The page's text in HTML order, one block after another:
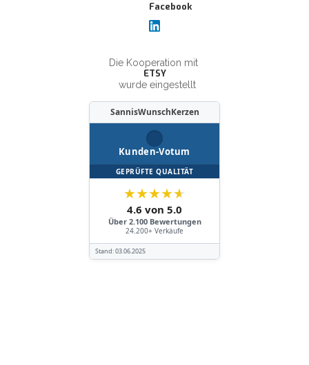
Die Kooperation mit
ETSY
wurde eingestellt
SannisWunschKerzen
Kunden-Votum
GEPRÜFTE QUALITÄT
★★★★★
4.6 von 5.0
Über 2.100 Bewertungen
24.200+ Verkäufe
Stand:03.06.2025